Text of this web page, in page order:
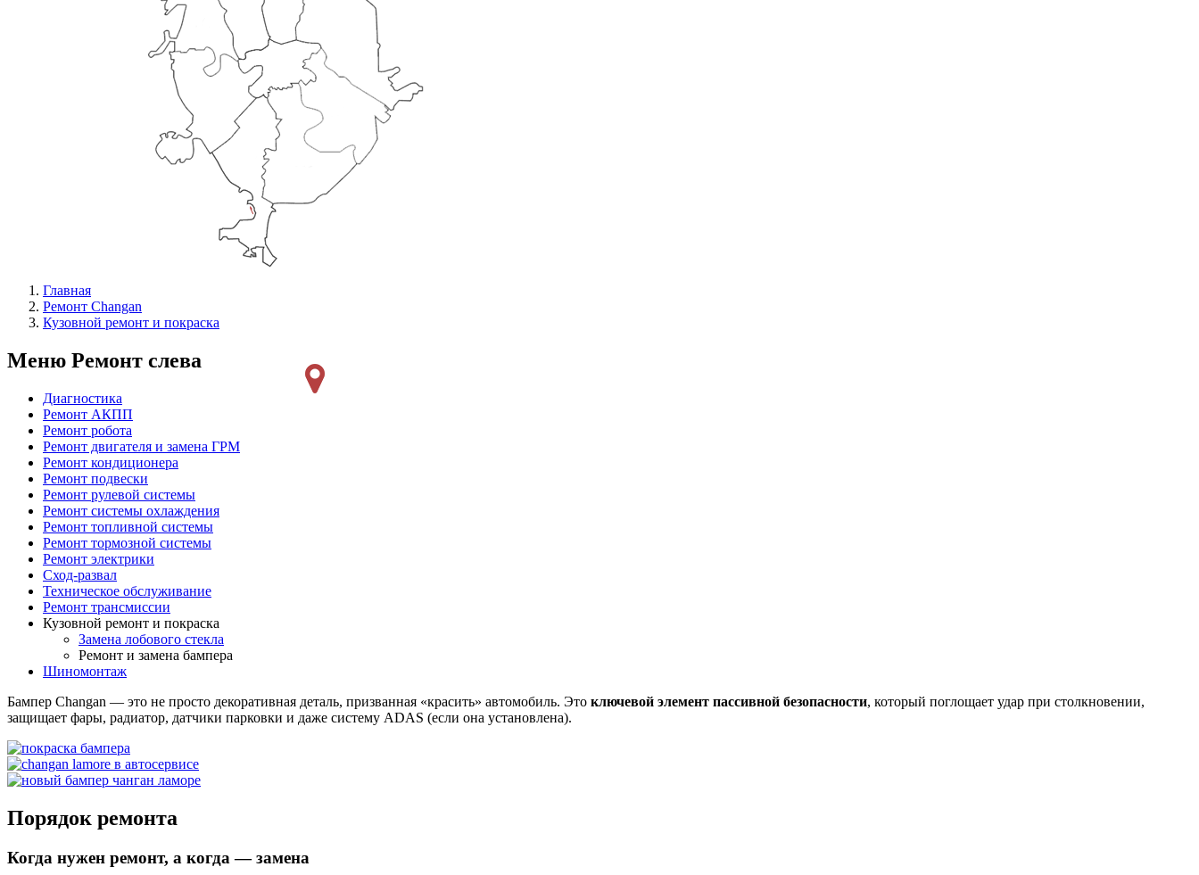
Главная
Ремонт Changan
Кузовной ремонт и покраска
Меню Ремонт слева
Диагностика
Ремонт АКПП
Ремонт робота
Ремонт двигателя и замена ГРМ
Ремонт кондиционера
Ремонт подвески
Ремонт рулевой системы
Ремонт системы охлаждения
Ремонт топливной системы
Ремонт тормозной системы
Ремонт электрики
Сход-развал
Техническое обслуживание
Ремонт трансмиссии
Кузовной ремонт и покраска
Замена лобового стекла
Ремонт и замена бампера
Шиномонтаж
Бампер Changan — это не просто декоративная деталь, призванная «красить» автомобиль. Это ключевой элемент пассивной безопасности, который поглощает удар при столкновении,
защищает фары, радиатор, датчики парковки и даже систему ADAS (если она установлена).
Порядок ремонта
Когда нужен ремонт, а когда — замена